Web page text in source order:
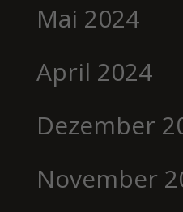
Mai 2024
April 2024
Dezember
November